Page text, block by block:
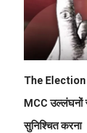
The Election
MCC उल्लंघनों
सुनिश्चित करना